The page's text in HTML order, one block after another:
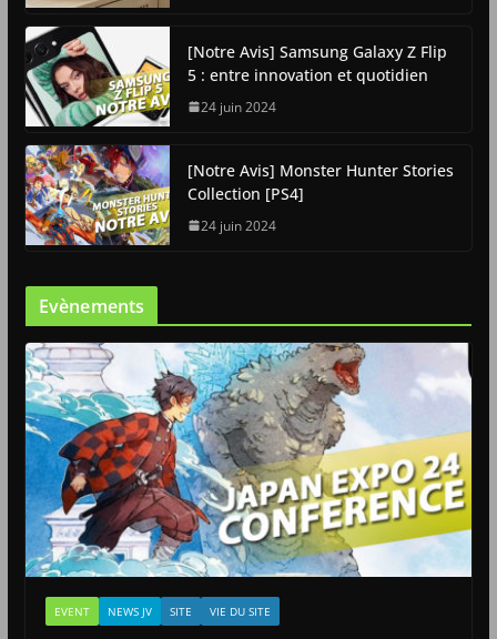
[Notre Avis] Samsung Galaxy Z Flip
5 : entre innovation et quotidien
24 juin 2024
[Notre Avis] Monster Hunter Stories
Collection [PS4]
24 juin 2024
Evènements
EVENT NEWS JV SITE VIE DU SITE